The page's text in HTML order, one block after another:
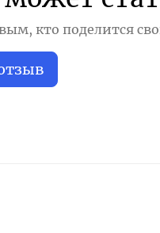
кто поделится